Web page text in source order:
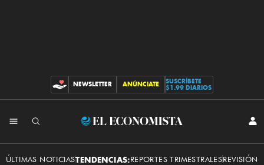
CONTRIBUCIONES
NEWSLETTER ANÚNCIATE
SUSCRÍBETE
$1.99 DIARIOS
El
ÚLTIMAS NOTICIASTENDENCIAS:REPORTES TRIMESTRALESREVISIÓN